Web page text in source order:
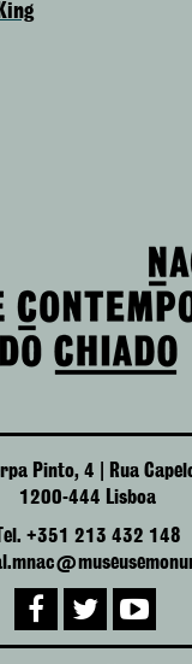
Pinto, 4 | Rua
1200-444 Lisboa
Tel. +351 213 432 148